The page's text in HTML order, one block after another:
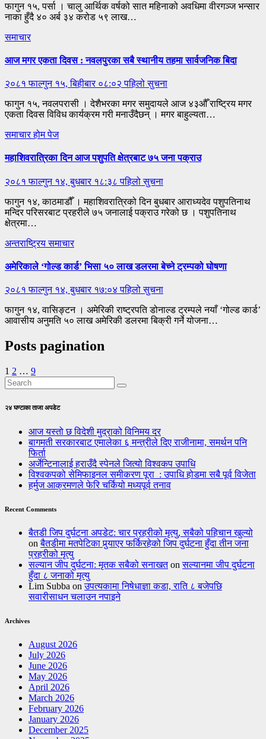
फागुन १५, पर्सा । चालु आर्थिक वर्षको सात महिनाको अवधिमा वीरगञ्ज भन्सार
नाका हुँदै ४० अर्ब ३४ करोड ५९ लाख…
समाचार
आज मगर एकता दिवस : नवलपुरका सबै स्थानीय तहमा सार्वजनिक बिदा
२०८१ फाल्गुन १५, बिहीबार ०८:०२पहिलो सुचना
फागुन १५, नवलपरासी । देशैभरका मगर समुदायले आज ४३औँ राष्ट्रिय मगर
एकता दिवस विविध कार्यक्रम गरी मनाउँदैछन् । मगर बाहुल्यता…
समाचारहोम पेज
महाशिवरात्रिका दिन आज पशुपति क्षेत्रबाट ७५ जना पक्राउ
२०८१ फाल्गुन १४, बुधबार १८:३८पहिलो सुचना
फागुन १४, काठमाडौँ । महाशिवरात्रिको दिन बुधबार आराध्यदेव पशुपतिनाथ
मन्दिर परिसरबाट प्रहरीले ७५ जनालाई पक्राउ गरेको छ । पशुपतिनाथ
क्षेत्रमा…
अन्तराष्ट्रियसमाचार
अमेरिकाले ‘गोल्ड कार्ड’ भिसा ५० लाख डलरमा बेच्ने ट्रम्पको घोषणा
२०८१ फाल्गुन १४, बुधबार १७:०४पहिलो सुचना
फागुन १४, वासिङ्टन । अमेरिकी राष्ट्रपति डोनाल्ड ट्रम्पले नयाँ ‘गोल्ड कार्ड’
आवासीय अनुमति ५० लाख अमेरिकी डलरमा बिक्री गर्ने योजना…
Posts pagination
1 2 … 9
२४ घण्टाका ताजा अपडेट
आज यस्तो छ विदेशी मुद्राको विनिमय दर
बागमती सरकारबाट एमालेका ६ मन्त्रीले दिए राजीनामा, समर्थन पनि
फिर्ता
अर्जेन्टिनालाई हराउँदै स्पेनले जित्यो विश्वकप उपाधि
विश्वकपको सेमिफाइनल समीकरण पूरा : उपाधि होडमा सबै पूर्व विजेता
हर्मुज आक्रमणले फेरि चर्कियो मध्यपूर्व तनाव
Recent Comments
बैतडी जिप दुर्घटना अपडेट: चार प्रहरीको मृत्यु, सबैको पहिचान खुल्यो
onबैतडीमा मतपेटिका पुर्‍याएर फर्किरहेको जिप दुर्घटना हुँदा तीन जना
प्रहरीको मृत्यु
सल्यान जीप दुर्घटना: मृतक सबैको सनाखतonसल्यानमा जीप दुर्घटना
हुँदा ८ जनाको मृत्यु
Lim Subba onउपत्यकामा निषेधाज्ञा कडा, राति ८ बजेपछि
सवारीसाधन चलाउन नपाइने
Archives
August 2026
July 2026
June 2026
May 2026
April 2026
March 2026
February 2026
January 2026
December 2025